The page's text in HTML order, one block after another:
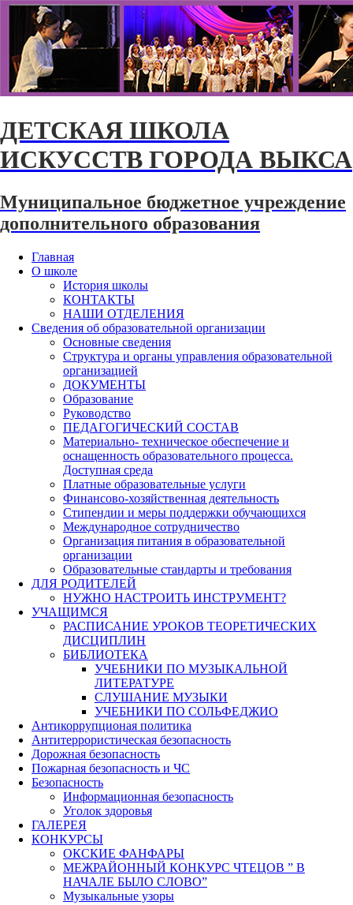
ДЕТСКАЯ ШКОЛА
ИСКУССТВ ГОРОДА ВЫКСА
Муниципальное бюджетное учреждение
дополнительного образования
Главная
О школе
История школы
КОНТАКТЫ
НАШИ ОТДЕЛЕНИЯ
Сведения об образовательной организации
Основные сведения
Структура и органы управления образовательной
организацией
ДОКУМЕНТЫ
Образование
Руководство
ПЕДАГОГИЧЕСКИЙ СОСТАВ
Материально- техническое обеспечение и
оснащенность образовательного процесса.
Доступная среда
Платные образовательные услуги
Финансово-хозяйственная деятельность
Стипендии и меры поддержки обучающихся
Международное сотрудничество
Организация питания в образовательной
организации
Образовательные стандарты и требования
ДЛЯ РОДИТЕЛЕЙ
НУЖНО НАСТРОИТЬ ИНСТРУМЕНТ?
УЧАЩИМСЯ
РАСПИСАНИЕ УРОКОВ ТЕОРЕТИЧЕСКИХ
ДИСЦИПЛИН
БИБЛИОТЕКА
УЧЕБНИКИ ПО МУЗЫКАЛЬНОЙ
ЛИТЕРАТУРЕ
СЛУШАНИЕ МУЗЫКИ
УЧЕБНИКИ ПО СОЛЬФЕДЖИО
Антикоррупционая политика
Антитеррористическая безопасность
Дорожная безопасность
Пожарная безопасность и ЧС
Безопасность
Информационная безопасность
Уголок здоровья
ГАЛЕРЕЯ
КОНКУРСЫ
ОКСКИЕ ФАНФАРЫ
МЕЖРАЙОННЫЙ КОНКУРС ЧТЕЦОВ ” В
НАЧАЛЕ БЫЛО СЛОВО”
Музыкальные узоры